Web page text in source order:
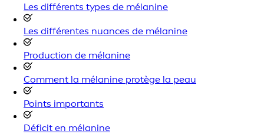
Les différents types de mélanine
Les différentes nuances de mélanine
Production de mélanine
Comment la mélanine protège la peau
Points importants
Déficit en mélanine